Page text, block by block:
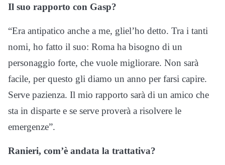
Il suo rapporto con Gasp?
“Era antipatico anche a me, gliel’ho detto. Tra i tanti
nomi, ho fatto il suo: Roma ha bisogno di un
personaggio forte, che vuole migliorare. Non sarà
facile, per questo gli diamo un anno per farsi capire.
Serve pazienza. Il mio rapporto sarà di un amico che
sta in disparte e se serve proverà a risolvere le
emergenze”.
Ranieri, com’è andata la trattativa?